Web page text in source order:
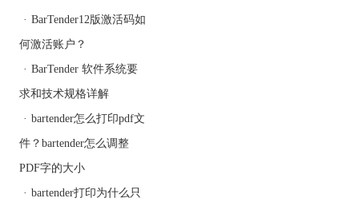
· BarTender12版激活码如
何激活账户？
· BarTender 软件系统要
求和技术规格详解
· bartender怎么打印pdf文
件？bartender怎么调整
PDF字的大小
· bartender打印为什么只